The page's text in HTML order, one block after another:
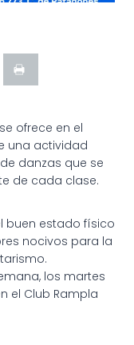
ofrece en el
una actividad
danzas que se
de cada clase.
buen estado físico
nocivos para la
los martes
el Club Rampla